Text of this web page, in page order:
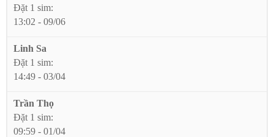
Đặt 1 sim:
13:02 - 09/06
Linh Sa
Đặt 1 sim:
14:49 - 03/04
Trần Thọ
Đặt 1 sim:
09:59 - 01/04